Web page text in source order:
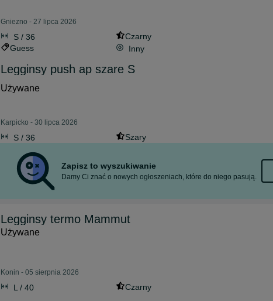
Gniezno - 27 lipca 2026
S / 36
Czarny
Guess
Inny
Legginsy push ap szare S
Używane
Karpicko - 30 lipca 2026
S / 36 Szary
Zapisz to wyszukiwanie
Damy Ci znać o nowych ogłoszeniach, które do niego pasują.
Legginsy termo Mammut
Używane
Konin - 05 sierpnia 2026
L / 40 Czarny